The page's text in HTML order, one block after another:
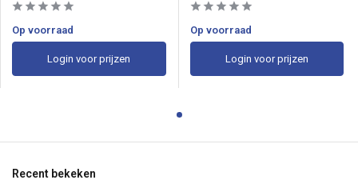
Op voorraad
Login voor prijzen
Op voorraad
Login voor prijzen
Recent bekeken